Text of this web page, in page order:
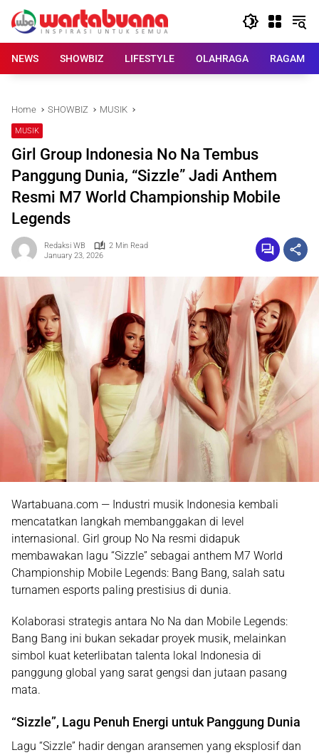
content
NEWS
SHOWBIZ LIFESTYLE OLAHRAGA RAGAM
Home SHOWBIZ MUSIK
MUSIK
Girl Group Indonesia No Na Tembus
Panggung Dunia, “Sizzle” Jadi Anthem
Resmi M7 World Championship Mobile
Legends
Redaksi WB
2 Min Read
January 23, 2026
Wartabuana.com — Industri musik Indonesia kembali
mencatatkan langkah membanggakan di level
internasional. Girl group No Na resmi didapuk
membawakan lagu “Sizzle” sebagai anthem M7 World
Championship Mobile Legends: Bang Bang , salah satu
turnamen esports paling prestisius di dunia.
Kolaborasi strategis antara No Na dan Mobile Legends:
Bang Bang ini bukan sekadar proyek musik, melainkan
simbol kuat keterlibatan talenta lokal Indonesia di
panggung global yang sarat gengsi dan jutaan pasang
mata.
“Sizzle”, Lagu Penuh Energi untuk Panggung Dunia
Lagu “Sizzle” hadir dengan aransemen yang eksplosif dan